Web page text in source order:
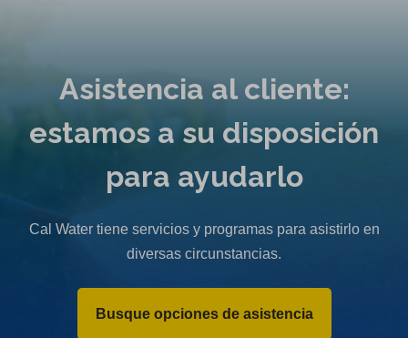
Asistencia al cliente:
estamos a su disposición
para ayudarlo
Cal Water tiene servicios y programas para asistirlo en
diversas circunstancias.
Busque opciones de asistencia